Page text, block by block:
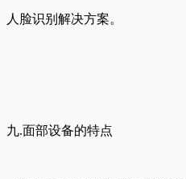
人脸识别解决方案。
九.面部设备的特点